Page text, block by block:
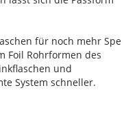
für noch mehr Spe
Foil Rohrformen des
und
System schneller.